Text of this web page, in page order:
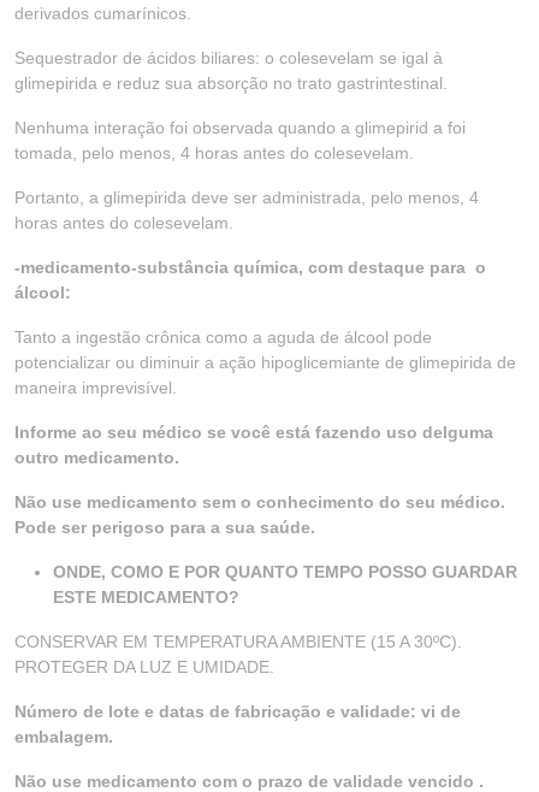
derivados cumarínicos.
Sequestrador de ácidos biliares: o colesevelam se igal à
glimepirida e reduz sua absorção no trato gastrintestinal.
Nenhuma interação foi observada quando a glimepirid a foi
tomada, pelo menos, 4 horas antes do colesevelam.
Portanto, a glimepirida deve ser administrada, pelo menos, 4
horas antes do colesevelam.
-medicamento-substância química, com destaque para o
álcool:
Tanto a ingestão crônica como a aguda de álcool pode
potencializar ou diminuir a ação hipoglicemiante de glimepirida de
maneira imprevisível.
Informe ao seu médico se você está fazendo uso delguma
outro medicamento.
Não use medicamento sem o conhecimento do seu médico.
Pode ser perigoso para a sua saúde.
ONDE, COMO E POR QUANTO TEMPO POSSO GUARDAR
ESTE MEDICAMENTO?
CONSERVAR EM TEMPERATURA AMBIENTE (15 A 30ºC).
PROTEGER DA LUZ E UMIDADE.
Número de lote e datas de fabricação e validade: vi de
embalagem.
Não use medicamento com o prazo de validade vencido .